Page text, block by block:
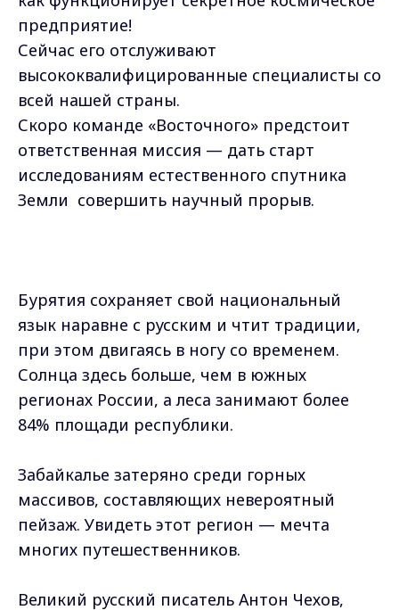
предприятие!
Сейчас его отслуживают
высококвалифицированные специалисты со
всей нашей страны.
Скоро команде «Восточного» предстоит
ответственная миссия — дать старт
исследованиям естественного спутника
Земли совершить научный прорыв.
Бурятия сохраняет свой национальный
язык наравне с русским и чтит традиции,
при этом двигаясь в ногу со временем.
Солнца здесь больше, чем в южных
регионах России, а леса занимают более
84% площади республики.
Забайкалье затеряно среди горных
массивов, составляющих невероятный
пейзаж. Увидеть этот регион — мечта
многих путешественников.
Великий русский писатель Антон Чехов,